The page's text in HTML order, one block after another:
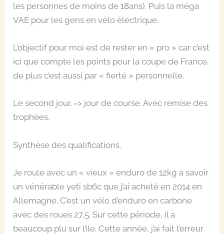
les personnes de moins de 18ans). Puis la méga
VAE pour les gens en vélo électrique.
L’objectif pour moi est de rester en « pro » car c’est
ici que compte les points pour la coupe de France,
de plus c’est aussi par « fierté » personnelle.
Le second jour, => jour de course. Avec remise des
trophées.
Synthèse des qualifications.
Je roule avec un « vieux » enduro de 12kg à savoir
un vénérable yeti sb6c que j’ai acheté en 2014 en
Allemagne. C’est un vélo d’enduro en carbone
avec des roues 27,5. Sur cette période, il a
beaucoup plu sur l’ile. Cette année, j’ai fait l’erreur